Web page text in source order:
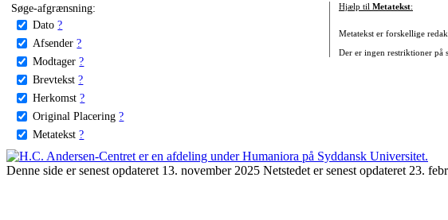
Søge-afgrænsning:
Dato ?
Afsender ?
Modtager ?
Brevtekst ?
Herkomst ?
Original Placering ?
Metatekst ?
Hjælp til Metatekst:
Metatekst er forskellige
Der er ingen restriktioner på
Denne side er senest opdateret 13. november 2025 Netstedet er senest opdateret 23.